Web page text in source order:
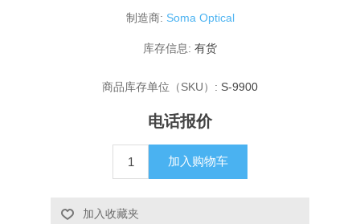
制造商: Soma Optical
库存信息: 有货
商品库存单位（SKU）: S-9900
电话报价
加入购物车
加入收藏夹